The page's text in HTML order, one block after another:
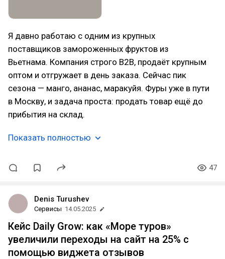
Я давно работаю с одним из крупных
поставщиков замороженных фруктов из
Вьетнама. Компания строго B2B, продаёт крупным
оптом и отгружает в день заказа. Сейчас пик
сезона — манго, ананас, маракуйя. Фуры уже в пути
в Москву, и задача проста: продать товар ещё до
прибытия на склад.
Показать полностью
47
Denis Turushev
Сервисы 14.05.2025
Кейс Daily Grow: как «Море туров»
увеличили переходы на сайт на 25% с
помощью виджета отзывов